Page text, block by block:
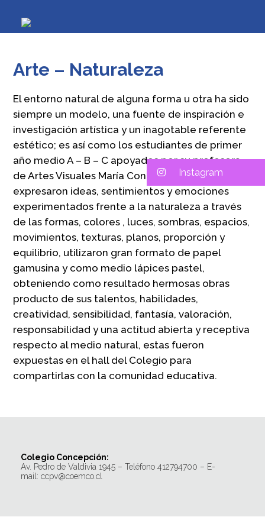
Arte – Naturaleza
El entorno natural de alguna forma u otra ha sido
siempre un modelo, una fuente de inspiración e
investigación artística y un inagotable referente
estético; es así como los estudiantes de primer
año medio A – B – C apoyados por su profesora
de Artes Visuales María Concepción Rodríguez C.
expresaron ideas, sentimientos y emociones
experimentados frente a la naturaleza a través
de las formas, colores , luces, sombras, espacios,
movimientos, texturas, planos, proporción y
equilibrio, utilizaron gran formato de papel
gamusina y como medio lápices pastel,
obteniendo como resultado hermosas obras
producto de sus talentos, habilidades,
creatividad, sensibilidad, fantasía, valoración,
responsabilidad y una actitud abierta y receptiva
respecto al medio natural, estas fueron
expuestas en el hall del Colegio para
compartirlas con la comunidad educativa.
Colegio Concepción:
Av. Pedro de Valdivia 1945 – Teléfono 412794700 – E-
mail: ccpv@coemco.cl
Instagram